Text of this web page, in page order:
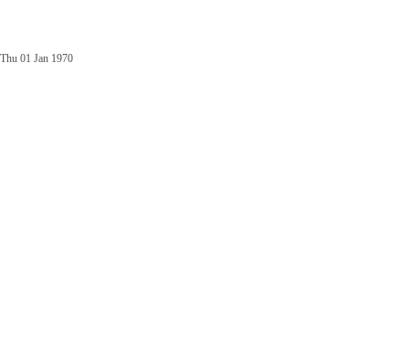
Thu 01 Jan 1970